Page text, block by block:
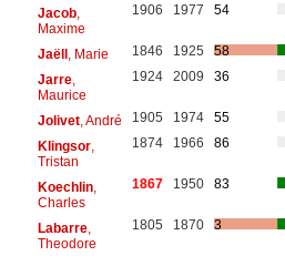
Jacob,
Maxime
1906 1977 54
Jaëll, Marie 1846 1925
58
Jarre,
Maurice
1924 2009 36
Jolivet, André 1905 1974
55
Klingsor,
Tristan
1874 1966 86
Koechlin,
Charles
1867 1950 83
Labarre,
Theodore
1805 1870 3